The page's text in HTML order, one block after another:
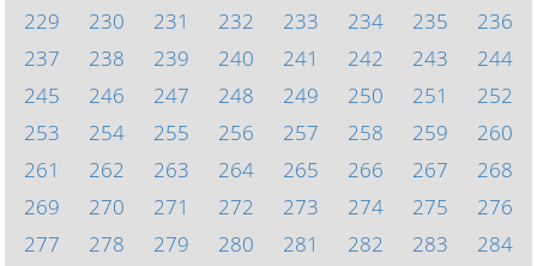
229
230 231 232 233 234 235
236
237
238 239 240 241 242 243
244
245
246 247 248 249 250 251
252
253
254 255 256 257 258 259
260
261
262 263 264 265 266 267
268
269
270 271 272 273 274 275
276
277
278 279 280 281 282 283
284